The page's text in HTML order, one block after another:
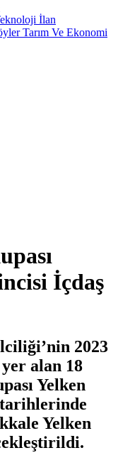
İlan
Tarım Ve Ekonomi
İçdaş
2023
alan 18
Yelken
tarihlerinde
Yelken